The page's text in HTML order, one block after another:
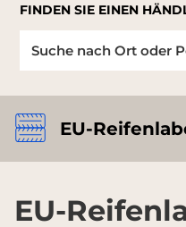
FINDEN SIE EINEN
EU-
EU-